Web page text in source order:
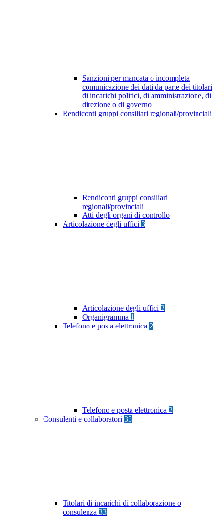
Sanzioni per mancata o incompleta
comunicazione dei dati da parte dei titolari
di incarichi politici, di amministrazione, di
direzione o di governo
Rendiconti gruppi consiliari regionali/provinciali
Rendiconti gruppi consiliari
regionali/provinciali
Atti degli organi di controllo
Articolazione degli uffici 3
Articolazione degli uffici 2
Organigramma 1
Telefono e posta elettronica 2
Telefono e posta elettronica 2
Consulenti e collaboratori 33
Titolari di incarichi di collaborazione o
consulenza 33